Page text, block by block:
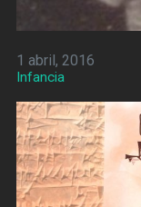
1 abril, 2016
Infancia